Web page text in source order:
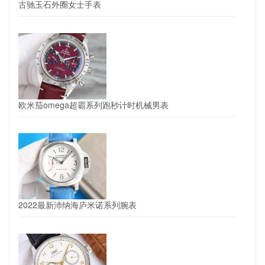
古驰玉石外圈女士手表
欧米茄omega超霸系列跑秒计时机械男表
2022最新沛纳海庐米诺系列腕表